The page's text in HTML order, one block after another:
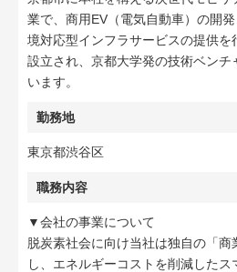
業で、商用EV（電気自動車）の開
境対応型インフラサービスの提供を
設立され、京都大学発の技術ベンチ
います。
勤務地
東京都渋谷区
職務内容
▼会社の事業について
脱炭素社会に向け当社は独自の「商
し、エネルギーコストを削減した